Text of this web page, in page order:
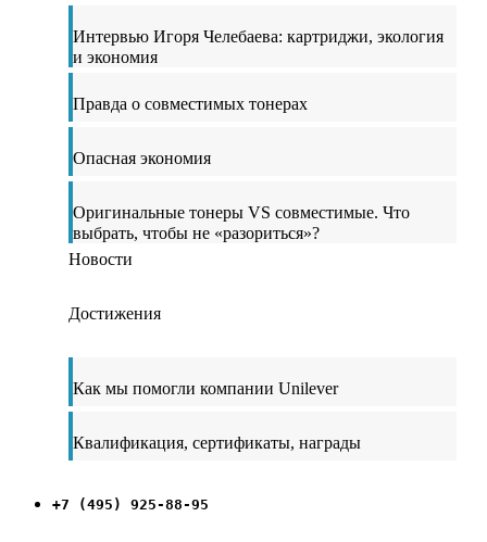
Интервью Игоря Челебаева: картриджи, экология
и экономия
Правда о совместимых тонерах
Опасная экономия
Оригинальные тонеры VS совместимые. Что
выбрать, чтобы не «разориться»?
Новости
Достижения
Как мы помогли компании Unilever
Квалификация, сертификаты, награды
+7 (495) 925-88-95